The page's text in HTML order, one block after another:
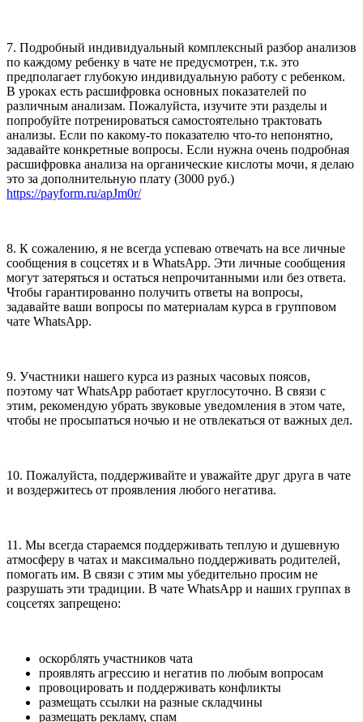
7. Подробный индивидуальный комплексный разбор анализов
по каждому ребенку в чате не предусмотрен, т.к. это
предполагает глубокую индивидуальную работу с ребенком.
В уроках есть расшифровка основных показателей по
различным анализам. Пожалуйста, изучите эти разделы и
попробуйте потренироваться самостоятельно трактовать
анализы. Если по какому-то показателю что-то непонятно,
задавайте конкретные вопросы. Если нужна очень подробная
расшифровка анализа на органические кислоты мочи, я делаю
это за дополнительную плату (3000 руб.)
https://payform.ru/apJm0r/
8. К сожалению, я не всегда успеваю отвечать на все личные
сообщения в соцсетях и в WhatsApp. Эти личные сообщения
могут затеряться и остаться непрочитанными или без ответа.
Чтобы гарантированно получить ответы на вопросы,
задавайте ваши вопросы по материалам курса в групповом
чате WhatsApp.
9. Участники нашего курса из разных часовых поясов,
поэтому чат WhatsApp работает круглосуточно. В связи с
этим, рекомендую убрать звуковые уведомления в этом чате,
чтобы не просыпаться ночью и не отвлекаться от важных дел.
10. Пожалуйста, поддерживайте и уважайте друг друга в чате
и воздержитесь от проявления любого негатива.
11. Мы всегда стараемся поддерживать теплую и душевную
атмосферу в чатах и максимально поддерживать родителей,
помогать им. В связи с этим мы убедительно просим не
разрушать эти традиции. В чате WhatsApp и наших группах в
соцсетях запрещено:
оскорблять участников чата
проявлять агрессию и негатив по любым вопросам
провоцировать и поддерживать конфликты
размещать ссылки на разные складчины
размещать рекламу, спам